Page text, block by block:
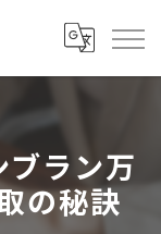
ラン万
の秘訣